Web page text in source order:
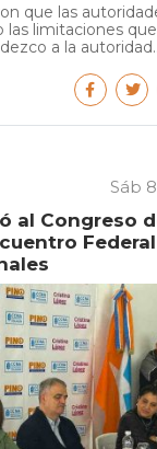
que las
las limitaciones que
a la
Sáb
al Congreso
Federal